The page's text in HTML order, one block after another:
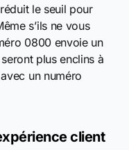
le seuil pour
s’ils ne vous
0800 envoie un
plus enclins à
un numéro
client